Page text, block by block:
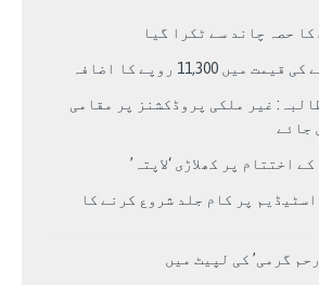
حصہ چاند سے ٹکرا گیا
11,300 روپے کا اضافہ
غیر ملکی پروڈکشنز پر مقامی
جائے
اختتام پر کھلاڑی ‘لاپتہ’
پر کام جلد شروع کرنے کا
گرمی’ کی لپیٹ میں